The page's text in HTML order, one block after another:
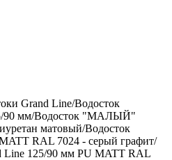
Grand Line/Водосток
90 мм/Водосток "МАЛЫЙ"
матовый/Водосток
RAL 7024 - серый графит/
Line 125/90 мм PU MATT RAL